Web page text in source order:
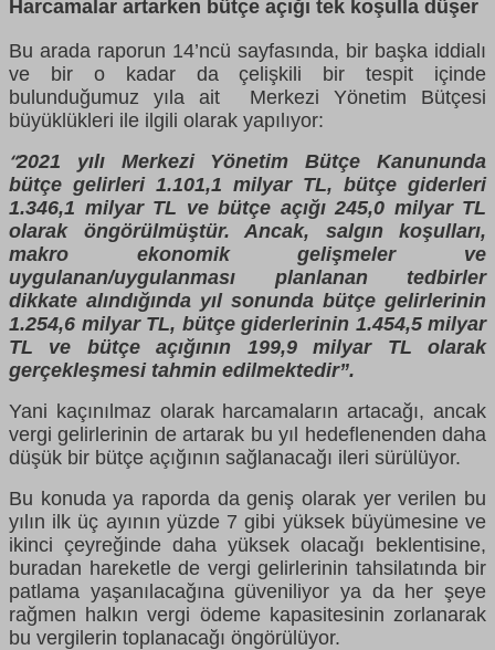
Harcamalar artarken bütçe açığı tek koşulla düşer
Bu arada raporun 14’ncü sayfasında, bir başka iddialı
ve bir o kadar da çelişkili bir tespit içinde
bulunduğumuz yıla ait Merkezi Yönetim Bütçesi
büyüklükleri ile ilgili olarak yapılıyor:
“2021 yılı Merkezi Yönetim Bütçe Kanununda
bütçe gelirleri 1.101,1 milyar TL, bütçe giderleri
1.346,1 milyar TL ve bütçe açığı 245,0 milyar TL
olarak öngörülmüştür. Ancak, salgın koşulları,
makro ekonomik gelişmeler ve
uygulanan/uygulanması planlanan tedbirler
dikkate alındığında yıl sonunda bütçe gelirlerinin
1.254,6 milyar TL, bütçe giderlerinin 1.454,5 milyar
TL ve bütçe açığının 199,9 milyar TL olarak
gerçekleşmesi tahmin edilmektedir”.
Yani kaçınılmaz olarak harcamaların artacağı, ancak
vergi gelirlerinin de artarak bu yıl hedeflenenden daha
düşük bir bütçe açığının sağlanacağı ileri sürülüyor.
Bu konuda ya raporda da geniş olarak yer verilen bu
yılın ilk üç ayının yüzde 7 gibi yüksek büyümesine ve
ikinci çeyreğinde daha yüksek olacağı beklentisine,
buradan hareketle de vergi gelirlerinin tahsilatında bir
patlama yaşanılacağına güveniliyor ya da her şeye
rağmen halkın vergi ödeme kapasitesinin zorlanarak
bu vergilerin toplanacağı öngörülüyor.